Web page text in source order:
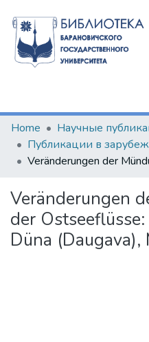
Communities & Collections
All of DSpace
Home
Научные
Veränderungen
der
Düna (Daugava),